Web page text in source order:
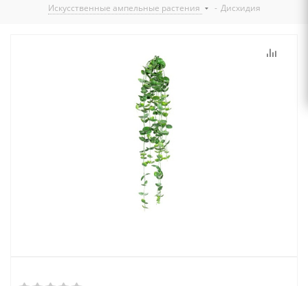
Сравнение товаров
ПН-ПТ с10:00 до 20:00
Искусственные ампельные растения
- Дисхидия